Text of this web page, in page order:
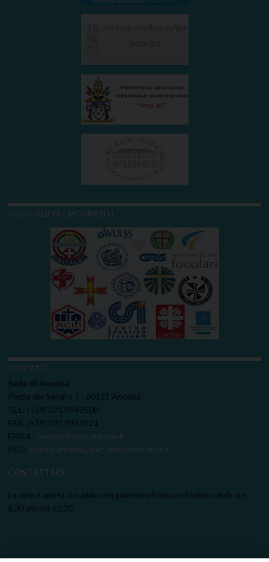
ASSOCIAZIONI E MOVIMENTI
CONTATTI
Sede di Ancona
Piazza del Senato 7 - 60121 Ancona
TEL: (+39) 071.9943500
FAX: (+39) 071.9943521
EMAIL: curia@diocesi.ancona.it
PEC: diocesi.ancona@pec.chiesacattolica.it
CONTATTACI
La curia è aperta al pubblico nei giorni feriali (escluso il sabato) dalle ore
8.30 alle ore 12.30.